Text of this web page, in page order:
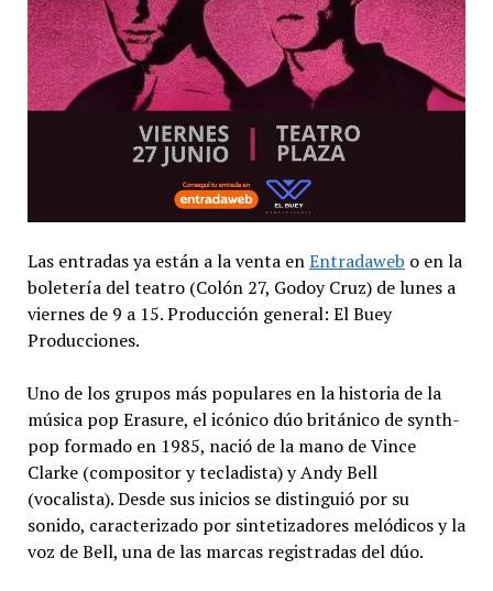
Las entradas ya están a la venta enEntradaweb o en la
boletería del teatro (Colón 27, Godoy Cruz) de lunes a
viernes de 9 a 15. Producción general: El Buey
Producciones.
Uno de los grupos más populares en la historia de la
música pop Erasure, el icónico dúo británico de synth-
pop formado en 1985, nació de la mano de Vince
Clarke (compositor y tecladista) y Andy Bell
(vocalista). Desde sus inicios se distinguió por su
sonido, caracterizado por sintetizadores melódicos y la
voz de Bell, una de las marcas registradas del dúo.